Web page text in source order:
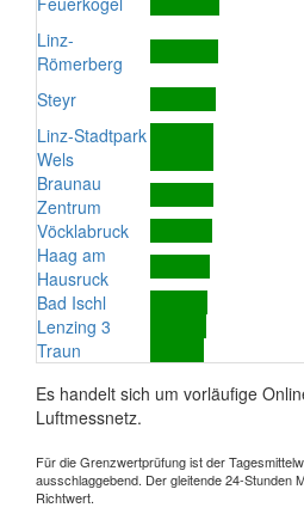
Linz-
Römerberg
Steyr
Linz-Stadtpark
Wels
Braunau
Zentrum
Vöcklabruck
Haag am
Hausruck
Bad Ischl
Lenzing 3
Traun
Es handelt sich um vorläufige
Luftmessnetz.
Für die Grenzwertprüfung ist der
ausschlaggebend. Der gleitende 24-Stunden
Richtwert.